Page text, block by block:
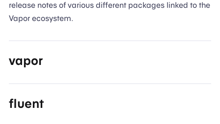
release notes of various different packages linked to the
Vapor ecosystem.
vapor
fluent